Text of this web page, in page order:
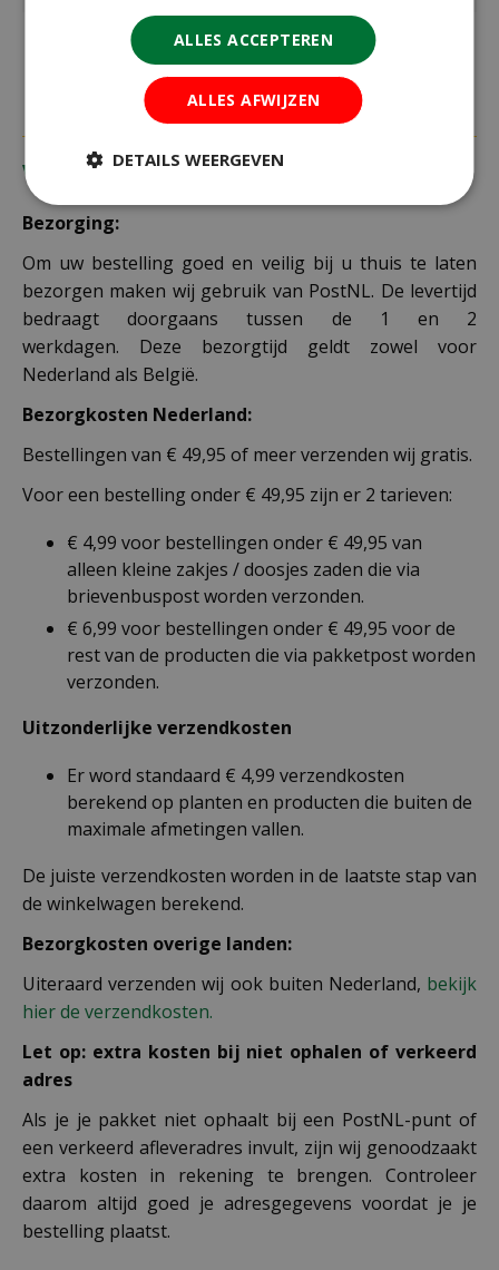
groen, paars
Verzending
Bezorging:
Om uw bestelling goed en veilig bij u thuis te laten
bezorgen maken wij gebruik van PostNL. De levertijd
bedraagt doorgaans tussen de 1 en 2
werkdagen. Deze bezorgtijd geldt zowel voor
Nederland als België.
Bezorgkosten Nederland:
Bestellingen van € 49,95 of meer verzenden wij gratis.
Voor een bestelling onder € 49,95 zijn er 2 tarieven:
€ 4,99 voor bestellingen onder € 49,95 van
alleen kleine zakjes / doosjes zaden die via
brievenbuspost worden verzonden.
€ 6,99 voor bestellingen onder € 49,95 voor de
rest van de producten die via pakketpost worden
verzonden.
Uitzonderlijke verzendkosten
Er word standaard € 4,99 verzendkosten
berekend op planten en producten die buiten de
maximale afmetingen vallen.
De juiste verzendkosten worden in de laatste stap van
de winkelwagen berekend.
Bezorgkosten overige landen:
Uiteraard verzenden wij ook buiten Nederland, bekijk
hier de verzendkosten.
Let op: extra kosten bij niet ophalen of verkeerd
adres
Als je je pakket niet ophaalt bij een PostNL-punt of
een verkeerd afleveradres invult, zijn wij genoodzaakt
extra kosten in rekening te brengen. Controleer
daarom altijd goed je adresgegevens voordat je je
bestelling plaatst.
ALLES ACCEPTEREN
ALLES AFWIJZEN
DETAILS WEERGEVEN